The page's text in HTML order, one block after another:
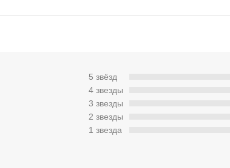
5 звёзд
4 звeзды
3 звeзды
2 звeзды
1 звeзда